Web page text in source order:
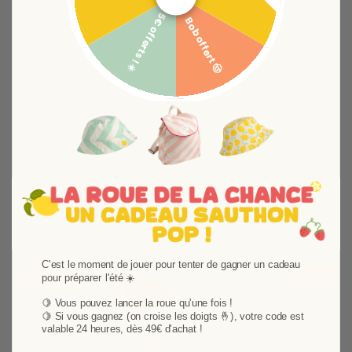
tendres et délicats.
Plus de produits
Je compose mon ensemble
Choisissez vos produits et composez votre ensemble
Ajouter aux favoris
Supprimer des
-10,01%
Bob offert 🤠
5€ offerts ! ☀️
C'est le moment de jouer pour tenter de gagner un cadeau
pour préparer l'été ☀️
🍋 Vous pouvez lancer la roue qu'une fois !
🍋 Si vous gagnez (on croise les doigts 🤞), votre code est
valable 24 heures, dès 49€ d'achat !